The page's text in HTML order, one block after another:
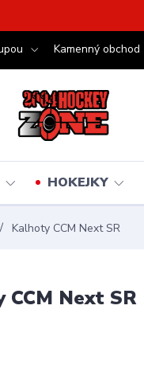
Kamenný obchod
HOKEJKY
Kalhoty CCM Next SR
CCM Next SR